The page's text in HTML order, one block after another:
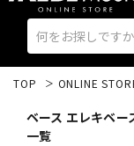
TOP ONLINE
ベース エレキベー
一覧